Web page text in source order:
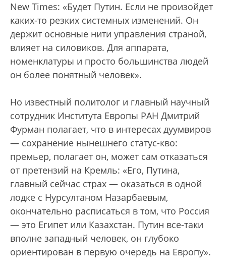
New Times: «Будет Путин. Если не произойдет
каких-то резких системных изменений. Он
держит основные нити управления страной,
влияет на силовиков. Для аппарата,
номенклатуры и просто большинства людей
он более понятный человек».
Но известный политолог и главный научный
сотрудник Института Европы РАН Дмитрий
Фурман полагает, что в интересах дуумвиров
— сохранение нынешнего статус-кво:
премьер, полагает он, может сам отказаться
от претензий на Кремль: «Его, Путина,
главный сейчас страх — оказаться в одной
лодке с Нурсултаном Назарбаевым,
окончательно расписаться в том, что Россия
— это Египет или Казахстан. Путин все-таки
вполне западный человек, он глубоко
ориентирован в первую очередь на Европу».